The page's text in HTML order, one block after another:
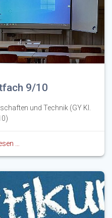
9/10
und Technik (GY Kl.
…